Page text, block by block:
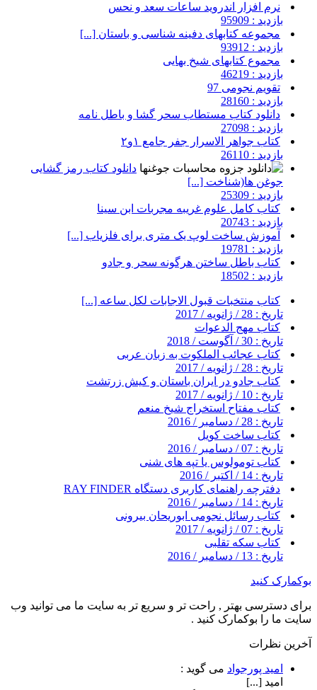
نرم افزار اندروید ساعات سعد و نحس
بازدید : 95909
مجموعه کتابهای دفینه شناسی و باستان [...]
بازدید : 93912
مجموع کتابهای شیخ بهایی
بازدید : 46219
تقویم نجومی 97
بازدید : 28160
دانلود کتاب مستطاب سحر گشا و باطل نامه
بازدید : 27098
کتاب جواهر الاسرار جفر جامع ۱و۲
بازدید : 26110
دانلود کتاب رمز گشایی
جوغن ها(شناخت [...]
بازدید : 25309
کتاب کامل علوم غریبه مجربات ابن سینا
بازدید : 20743
آموزش ساخت لوپ یک متری برای فلزیاب [...]
بازدید : 19781
کتاب باطل ساختن هرگونه سحر و جادو
بازدید : 18502
کتاب منتخبات قبول الاجابات لکل ساعه [...]
تاریخ : 28 / ژانویه / 2017
کتاب مهج الدعوات
تاریخ : 30 / آگوست / 2018
کتاب عجائب الملکوت به زبان عربی
تاریخ : 28 / ژانویه / 2017
کتاب جادو در ایران باستان و کیش زرتشت
تاریخ : 10 / ژانویه / 2017
کتاب مفتاح استخراج شیخ منعم
تاریخ : 28 / دسامبر / 2016
کتاب ساخت کویل
تاریخ : 07 / دسامبر / 2016
کتاب تومولوس یا تپه های شنی
تاریخ : 14 / اکتبر / 2016
دفترچه راهنمای کاربری دستگاه RAY FINDER
تاریخ : 14 / دسامبر / 2016
کتاب رسائل نجومی ابوریحان بیرونی
تاریخ : 07 / ژانویه / 2017
کتاب سکه تقلبی
تاریخ : 13 / دسامبر / 2016
بوکمارک کنید
برای دسترسی بهتر , راحت تر و سریع تر به سایت ما می توانید وب
سایت ما را بوکمارک کنید .
آخرین نظرات
امید پورجواد می گوید :
امید [...]